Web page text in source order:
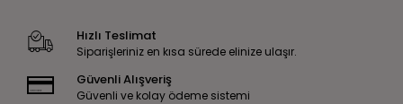
Hızlı Teslimat
Siparişleriniz en kısa sürede elinize ulaşır.
Güvenli Alışveriş
Güvenli ve kolay ödeme sistemi